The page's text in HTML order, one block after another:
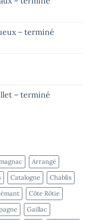
– terminé
– terminé
Arrangé
Catalogne
Chablis
Côte Rôtie
Gaillac